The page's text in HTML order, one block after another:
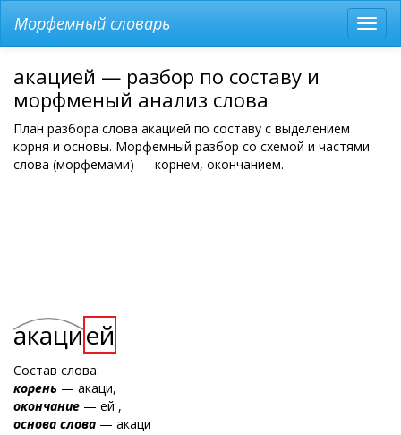
меню
Морфемный словарь
акацией — разбор по составу и
морфменый анализ слова
План разбора слова акацией по составу с выделением
корня и основы. Морфемный разбор со схемой и частями
слова (морфемами) — корнем, окончанием.
акацией
Состав слова:
корень — акаци,
окончание — ей ,
основа слова — акаци